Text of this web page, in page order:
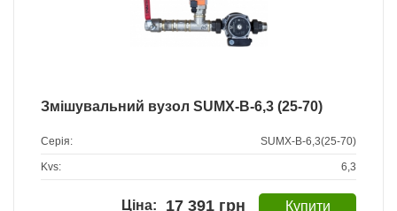
Змішувальний вузол SUMX-B-6,3 (25-70)
Серія: SUMX-B-6,3(25-70)
Kvs: 6,3
17 391 грн